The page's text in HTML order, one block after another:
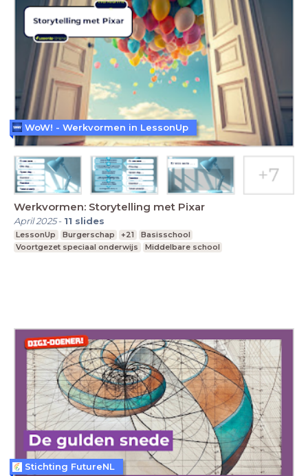
Werkvormen: Storytelling met Pixar
April 2025- 11 slides
LessonUp Burgerschap +21
Basisschool
Voortgezet speciaal onderwijs
Middelbare school
WoW! - Werkvormen in LessonUp
Stichting FutureNL